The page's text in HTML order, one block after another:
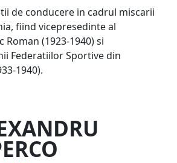
de conducere in cadrul miscarii
fiind vicepresedinte al
(1923-1940) si
Federatiilor Sportive din
1940).